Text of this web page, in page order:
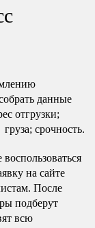
данные
отгрузки;
срочность.
на сайте
После
подберут
всю